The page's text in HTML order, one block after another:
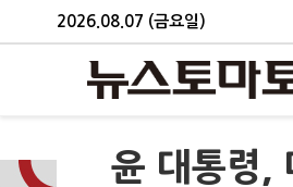
2026.08.07 (금요일)
윤 대통령,